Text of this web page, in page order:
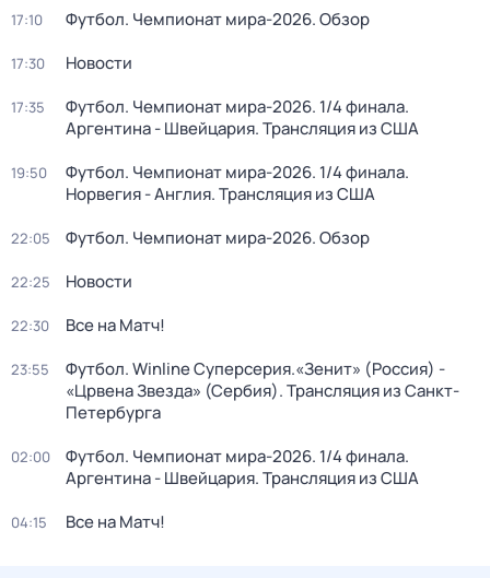
17:10 Футбол. Чемпионат мира-2026. Обзор
17:30 Новости
17:35
Футбол. Чемпионат мира-2026. 1/4 финала.
Аргентина - Швейцария. Трансляция из США
19:50
Футбол. Чемпионат мира-2026. 1/4 финала.
Норвегия - Англия. Трансляция из США
22:05 Футбол. Чемпионат мира-2026. Обзор
22:25 Новости
22:30 Все на Матч!
23:55
Футбол. Winline Суперсерия.«Зенит» (Россия) -
«Црвена Звезда» (Сербия). Трансляция из Санкт-
Петербурга
02:00
Футбол. Чемпионат мира-2026. 1/4 финала.
Аргентина - Швейцария. Трансляция из США
04:15 Все на Матч!